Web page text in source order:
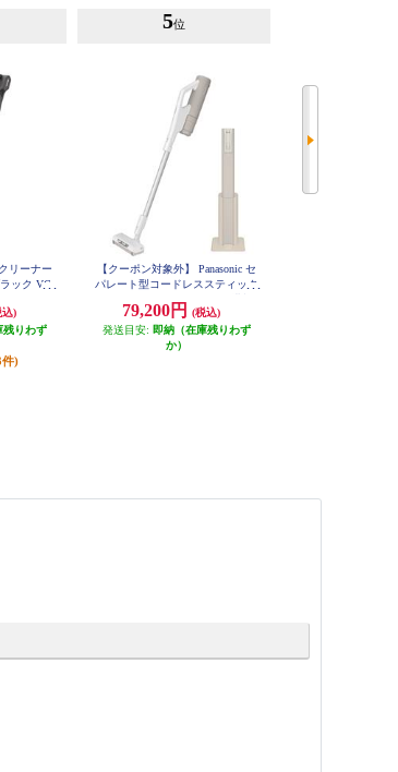
リーナー
ック VC-
込)
残りわず
件)
5位
【クーポン対象外】 Panasonic セ
パレート型コードレススティック
紙パック式(クリーンドック)/ホワ
イト] MC-NX810KM-W
79,200円
(税込)
発送目安: 即納（在庫残りわず
か）